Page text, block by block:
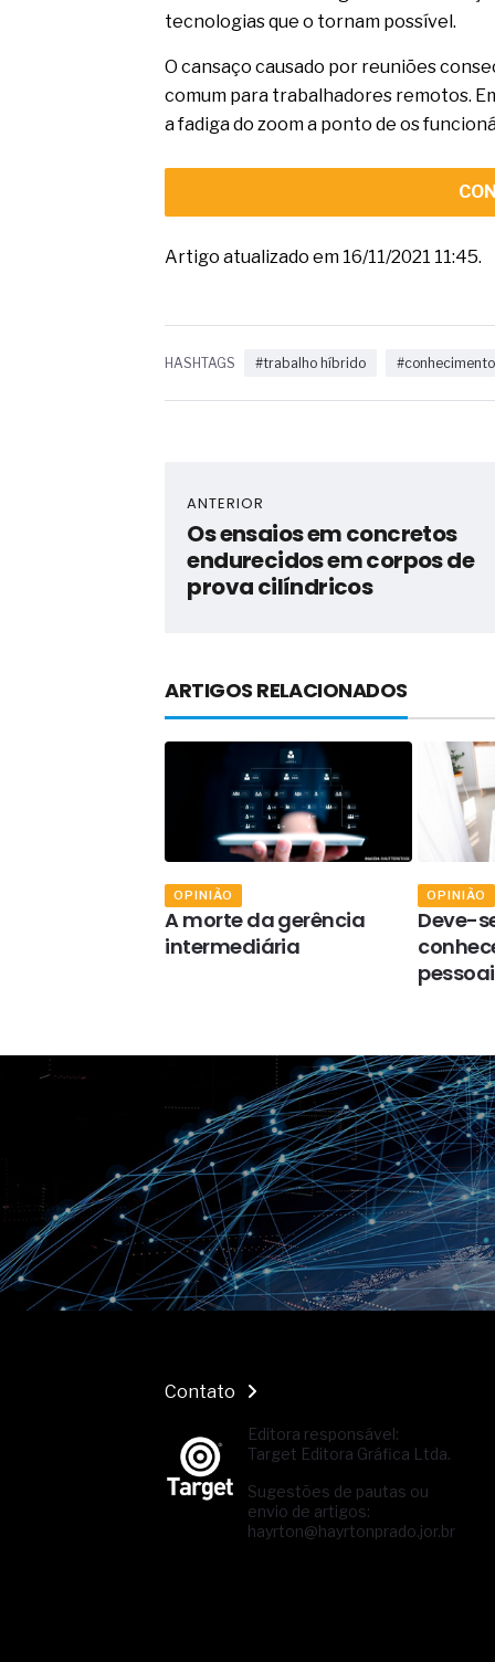
tecnologias que o tornam possível.
O cansaço causado por reuniões
comum para trabalhadores remotos.
a fadiga do zoom a ponto de os
Artigo atualizado em 16/11/2021 11:45.
HASHTAGS #trabalho híbrido #conhecimento
ANTERIOR
Os ensaios em concretos
endurecidos em corpos de
prova cilíndricos
ARTIGOS RELACIONADOS
OPINIÃO
A morte da gerência
intermediária
OPINIÃO
Deve-
Contato
Editora responsável:
Target Editora Gráfica Ltda.
Sugestões de pautas ou
envio de artigos:
hayrton@hayrtonprado.jor.br